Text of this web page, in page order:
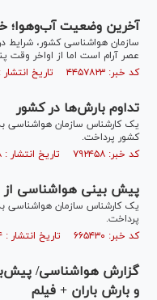
آخرین وضعیت آب‌وهوا؛
سازمان هواشناسی کشور، شرایط
عصر آرام است اما از اواخر
کد خبر: ۴۴۵۷۸۲۳ تاریخ انتشار : ۱۴۰۱/۰۷/۰۷
تداوم بارش‌ها در کشور
یک کارشناس سازمان هواشناسی
کشور پرداخت.
کد خبر: ۷۹۲۴۵۸ تاریخ انتشار : ۱۴۰۰/۱۱/۰۸
پیش بینی هواشناسی از
یک کارشناس سازمان هواشناسی
پرداخت.
کد خبر: ۶۶۵۴۳۰ تاریخ انتشار : ۱۳۹۹/۰۷/۲۴
گزارش هواشناسی/
و بارش باران + فیلم